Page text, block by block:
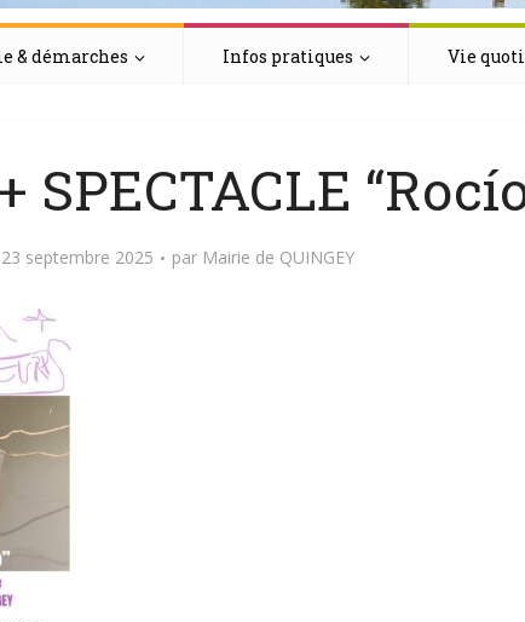
& démarches Infos pratiques Vie
SPECTACLE
23 septembre 2025 par Mairie de QUINGEY